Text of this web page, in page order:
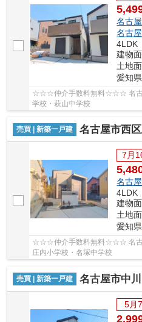
名古
名古
4LDK
建物
土地
愛知県
☆☆☆仲介手数料無料☆☆☆ 名古
学校・萩山中学校
売買 | 新築一戸建 名古屋市西区上堀越町１丁目
7月
名古
4LDK
建物
土地
愛知県
☆☆☆仲介手数料無料☆☆☆ 名古
庄内小学校・名塚中学校
売買 | 新築一戸建 名古屋市中川区中須町字辻ノ
5月